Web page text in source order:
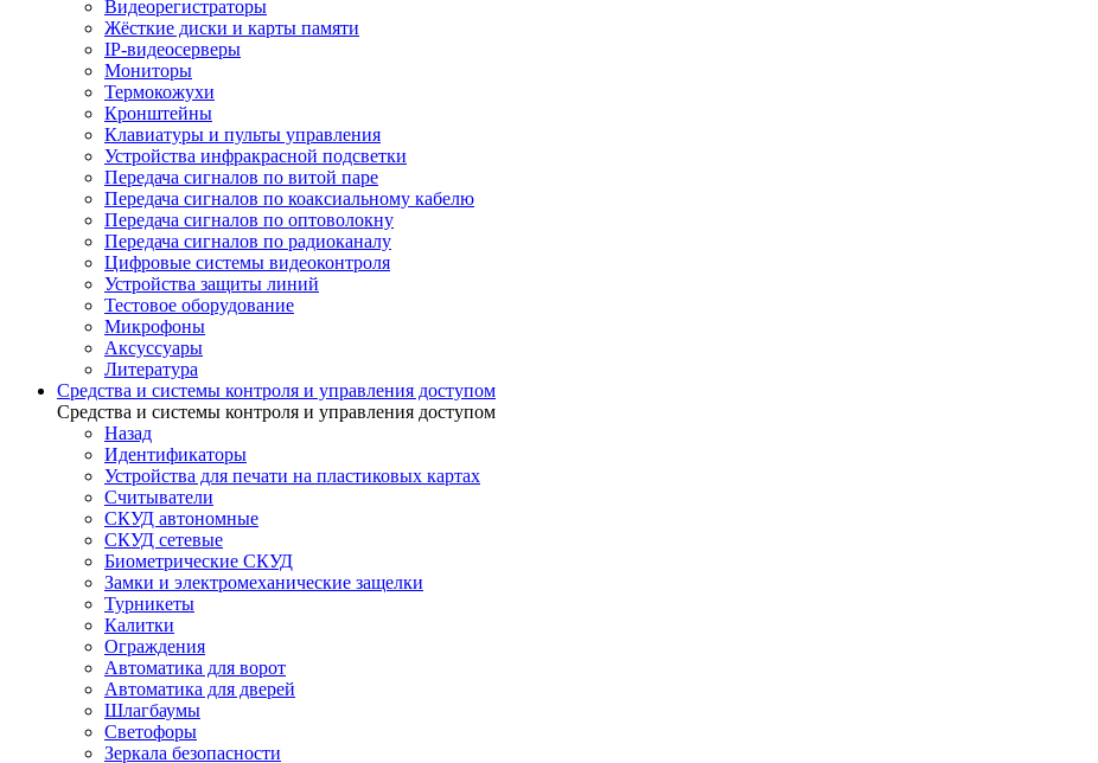
Видеорегистраторы
Жёсткие диски и карты памяти
IP-видеосерверы
Мониторы
Термокожухи
Кронштейны
Клавиатуры и пульты управления
Устройства инфракрасной подсветки
Передача сигналов по витой паре
Передача сигналов по коаксиальному кабелю
Передача сигналов по оптоволокну
Передача сигналов по радиоканалу
Цифровые системы видеоконтроля
Устройства защиты линий
Тестовое оборудование
Микрофоны
Аксуссуары
Литература
Средства и системы контроля и управления доступом
Средства и системы контроля и управления доступом
Назад
Идентификаторы
Устройства для печати на пластиковых картах
Считыватели
СКУД автономные
СКУД сетевые
Биометрические СКУД
Замки и электромеханические защелки
Турникеты
Калитки
Ограждения
Автоматика для ворот
Автоматика для дверей
Шлагбаумы
Светофоры
Зеркала безопасности